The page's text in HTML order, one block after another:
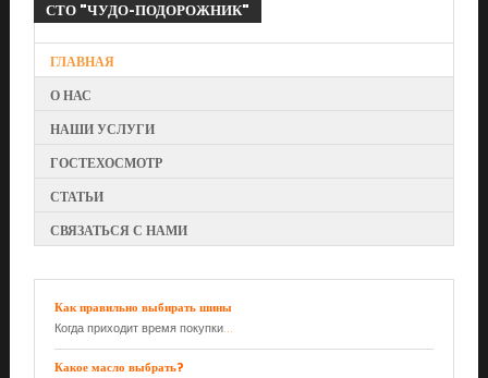
СТО "ЧУДО-ПОДОРОЖНИК"
ГЛАВНАЯ
О НАС
НАШИ УСЛУГИ
ГОСТЕХОСМОТР
СТАТЬИ
СВЯЗАТЬСЯ С НАМИ
Как правильно выбирать шины
Когда приходит время покупки...
Какое масло выбрать?